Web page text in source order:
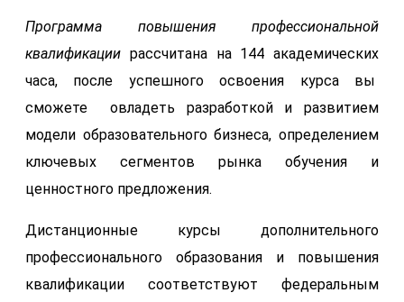
Программа повышения профессиональной
квалификации рассчитана на 144 академических
часа, после успешного освоения курса вы
сможете овладеть разработкой и развитием
модели образовательного бизнеса, определением
ключевых сегментов рынка обучения и
ценностного предложения.
Дистанционные курсы дополнительного
профессионального образования и повышения
квалификации соответствуют федеральным